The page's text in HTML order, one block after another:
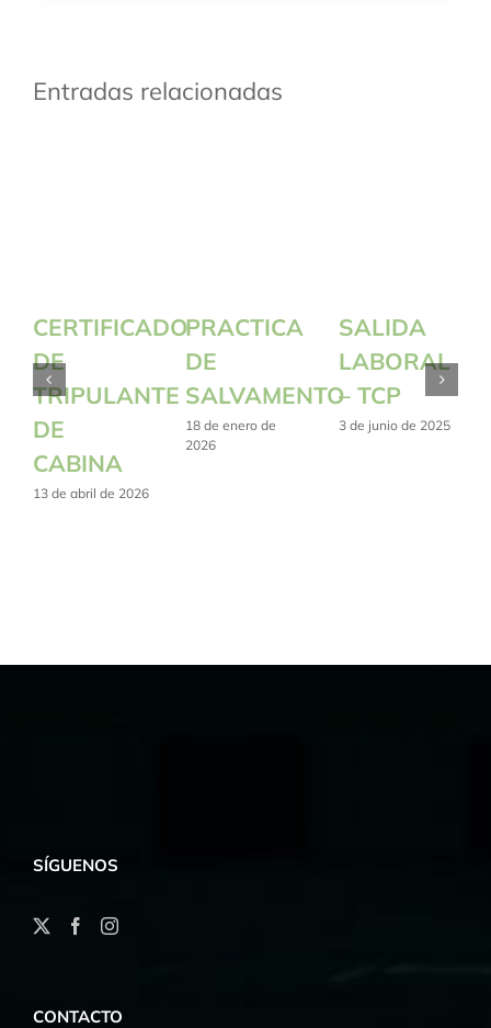
Entradas relacionadas
CERTIFICADO
DE
TRIPULANTE
DE
CABINA
13 de abril de 2026
PRACTICA
DE
SALVAMENTO
18 de enero de
2026
SALIDA
LABORAL
– TCP
3 de junio de 2025
SÍGUENOS
CONTACTO